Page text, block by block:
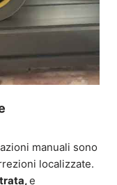
manuali sono
localizzate.
e